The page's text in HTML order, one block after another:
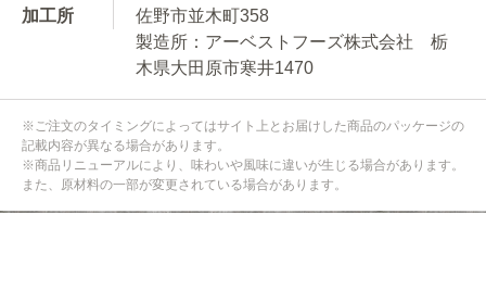
加工所
佐野市並木町358
製造所：アーベストフーズ株式会社 栃
木県大田原市寒井1470
※ご注文のタイミングによってはサイト上とお届けした商品のパッケージの
記載内容が異なる場合があります。
※商品リニューアルにより、味わいや風味に違いが生じる場合があります。
また、原材料の一部が変更されている場合があります。